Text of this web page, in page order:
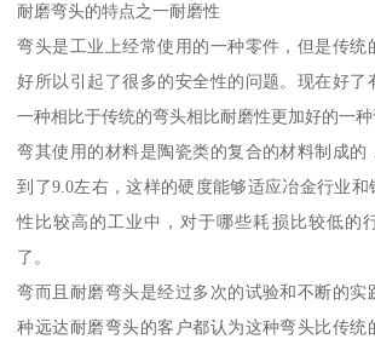
耐磨弯头的特点之一耐磨性
弯头是工业上经常使用的一种零件，但是传统
好所以引起了很多的安全性的问题。现在好了
一种相比于传统的弯头相比耐磨性更加好的一种
弯其使用的材料是陶瓷类的复合的材料制成的
到了9.0左右，这样的硬度能够适应冶金行业
性比较高的工业中，对于哪些耗损比较低的
了。
弯而且耐磨弯头是经过多次的试验和不断的实
种远达耐磨弯头的客户都认为这种弯头比传统